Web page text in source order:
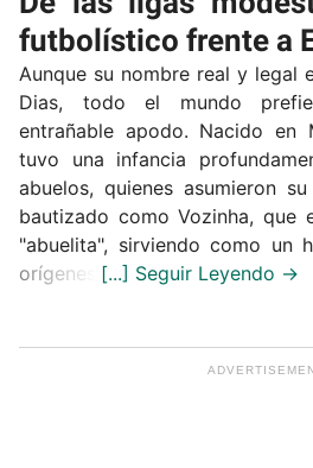
futbolístico frente a
Aunque su nombre real y legal
Dias, todo el mundo
entrañable apodo. Nacido en
tuvo una infancia
abuelos, quienes asumieron
bautizado como Vozinha, que
"abuelita", sirviendo como un
orígenes.